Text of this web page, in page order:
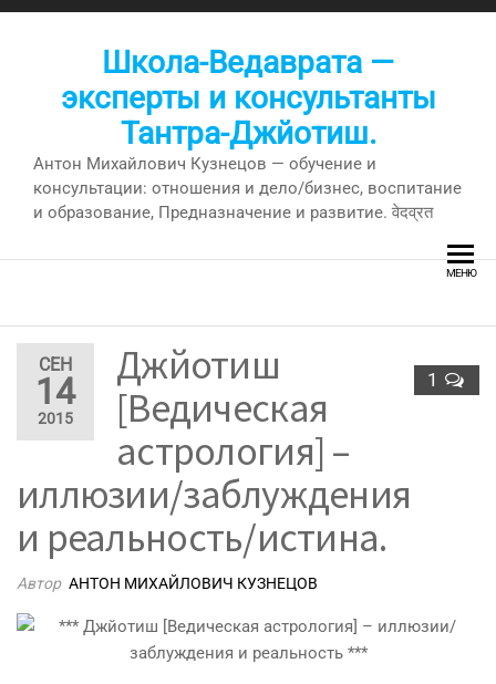
Перейти
Школа-Ведаврата —
эксперты и консультанты
Тантра-Джйотиш.
Антон Михайлович Кузнецов — обучение и
консультации: отношения и дело/бизнес, воспитание
и образование, Предназначение и развитие. वेदव्रत
МЕНЮ
СЕН
14
2015
1
Джйотиш
[Ведическая
астрология] –
иллюзии/заблуждения
и реальность/истина.
Автор АНТОН МИХАЙЛОВИЧ КУЗНЕЦОВ